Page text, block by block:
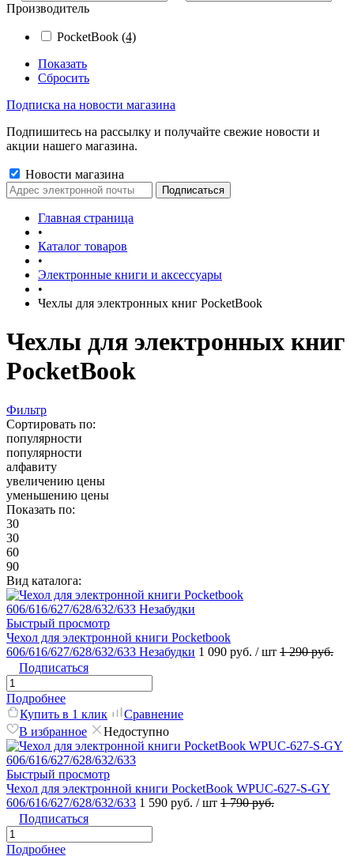
Производитель
PocketBook (4)
Показать
Сбросить
Подписка на новости магазина
Подпишитесь на рассылку и получайте свежие новости и
акции нашего магазина.
Новости магазина
Главная страница
•
Каталог товаров
•
Электронные книги и аксессуары
•
Чехлы для электронных книг PocketBook
Чехлы для электронных книг
PocketBook
Фильтр
Сортировать по:
популярности
популярности
алфавиту
увеличению цены
уменьшению цены
Показать по:
30
30
60
90
Вид каталога:
Быстрый просмотр
Чехол для электронной книги Pocketbook
606/616/627/628/632/633 Незабудки 1 090 руб. / шт 1 290 руб.
Подписаться
Подробнее
Купить в 1 клик
Сравнение
В избранное
Недоступно
Быстрый просмотр
Чехол для электронной книги PocketBook WPUC-627-S-GY
606/616/627/628/632/633 1 590 руб. / шт 1 790 руб.
Подписаться
Подробнее